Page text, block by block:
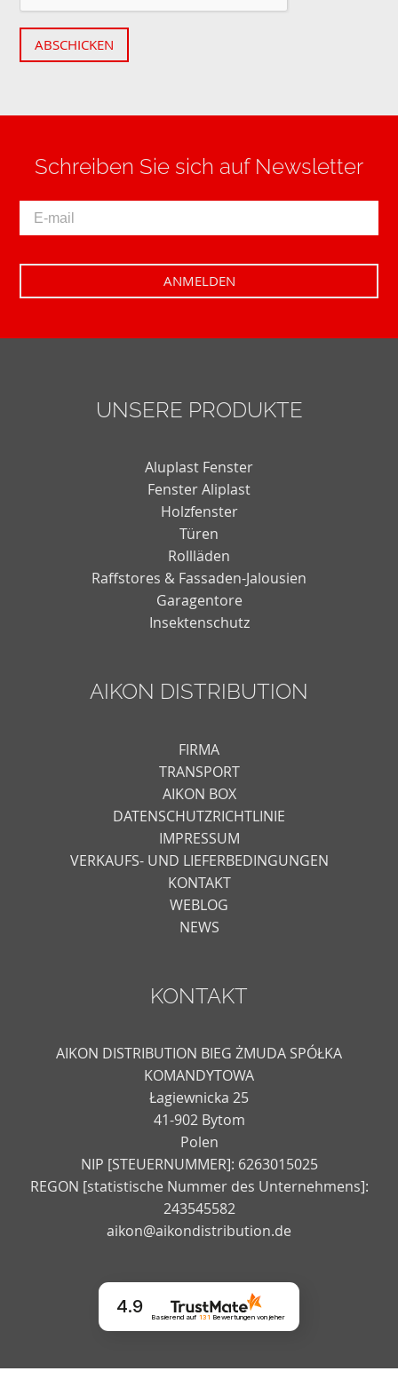
ABSCHICKEN
Schreiben Sie sich auf Newsletter
UNSERE PRODUKTE
Aluplast Fenster
Fenster Aliplast
Holzfenster
Türen
Rollläden
Raffstores & Fassaden-Jalousien
Garagentore
Insektenschutz
AIKON DISTRIBUTION
FIRMA
TRANSPORT
AIKON BOX
DATENSCHUTZRICHTLINIE
IMPRESSUM
VERKAUFS- UND LIEFERBEDINGUNGEN
KONTAKT
WEBLOG
NEWS
KONTAKT
AIKON DISTRIBUTION BIEG ŻMUDA SPÓŁKA
KOMANDYTOWA
Łagiewnicka 25
41-902 Bytom
Polen
NIP [STEUERNUMMER]: 6263015025
REGON [statistische Nummer des Unternehmens]:
243545582
aikon@aikondistribution.de
4.9
Basierend auf 131 Bewertungenvon jeher